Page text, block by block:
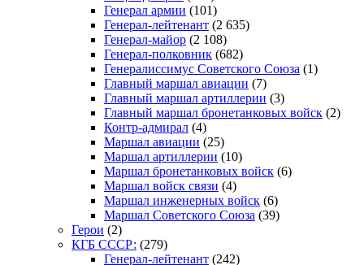
Генерал армии (101)
Генерал-лейтенант (2 635)
Генерал-майор (2 108)
Генерал-полковник (682)
Генералиссимус Советского Союза (1)
Главный маршал авиации (7)
Главный маршал артиллерии (3)
Главный маршал бронетанковых войск (2)
Контр-адмирал (4)
Маршал авиации (25)
Маршал артиллерии (10)
Маршал бронетанковых войск (6)
Маршал войск связи (4)
Маршал инженерных войск (6)
Маршал Советского Союза (39)
Герои (2)
КГБ СССР: (279)
Генерал-лейтенант (242)